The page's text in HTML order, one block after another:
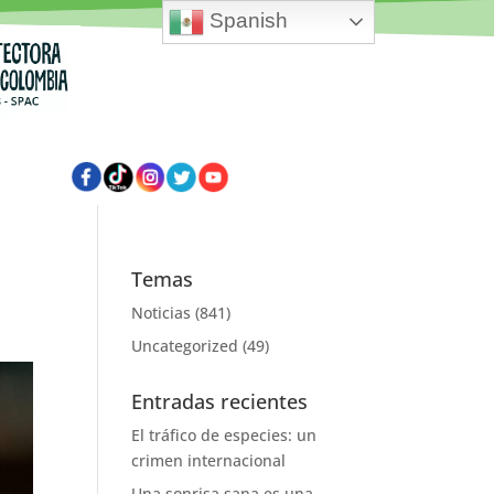
Temas
Noticias (841)
Uncategorized (49)
Entradas recientes
El tráfico de especies: un
crimen internacional
Spanish